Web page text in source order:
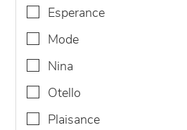
esperance
mode
nina
otello
plaisance